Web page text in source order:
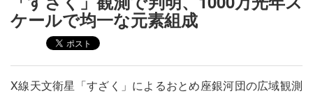
ケールで均一な元素組成
X線天文衛星「すざく」によるおとめ座銀河団の広域観測